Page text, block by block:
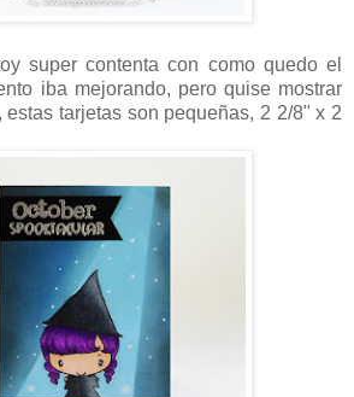
super contenta con como quedo el
iba mejorando, pero quise mostrar
estas tarjetas son pequeñas, 2 2/8" x 2